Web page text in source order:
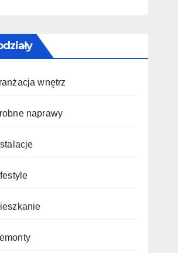
wnętrz
naprawy